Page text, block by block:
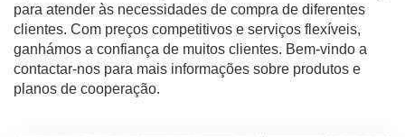
para atender às necessidades de compra de diferentes
clientes. Com preços competitivos e serviços flexíveis,
ganhámos a confiança de muitos clientes. Bem-vindo a
contactar-nos para mais informações sobre produtos e
planos de cooperação.